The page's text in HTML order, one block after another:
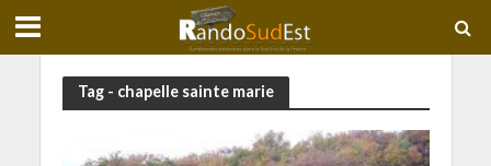
Tag - chapelle sainte marie